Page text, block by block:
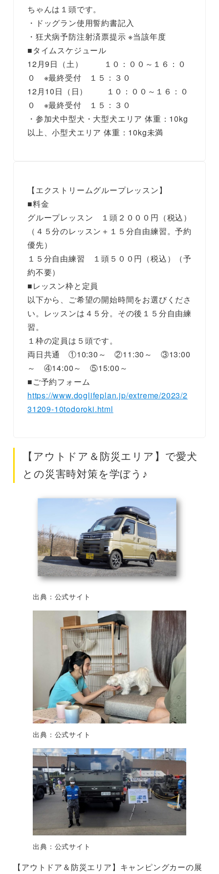
ちゃんは１頭です。
・ドッグラン使用誓約書記入
・狂犬病予防注射済票提示 ※当該年度
■タイムスケジュール
12月9日（土） １０：００～１６：０
０ ※最終受付 １５：３０
12月10日（日） １０：００～１６：０
０ ※最終受付 １５：３０
・参加犬中型犬・大型犬エリア 体重：10kg
以上、小型犬エリア 体重：10kg未満
【エクストリームグループレッスン】
■料金
グループレッスン １頭２０００円（税込）
（４５分のレッスン＋１５分自由練習。予約
優先）
１５分自由練習 １頭５００円（税込）（予
約不要）
■レッスン枠と定員
以下から、ご希望の開始時間をお選びくださ
い。レッスンは４５分。その後１５分自由練
習。
１枠の定員は５頭です。
両日共通 ①10:30～ ②11:30～ ③13:00
～ ④14:00～ ⑤15:00～
■ご予約フォーム
https://www.doglifeplan.jp/extreme/2023/2
31209-10todoroki.html
【アウトドア＆防災エリア】で愛犬
との災害時対策を学ぼう♪
出典：公式サイト
出典：公式サイト
出典：公式サイト
【アウトドア＆防災エリア】キャンピングカーの展